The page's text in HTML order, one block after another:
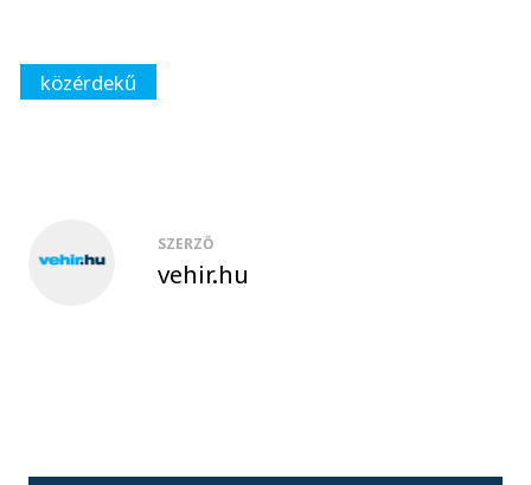
közérdekű
SZERZŐ
vehir.hu